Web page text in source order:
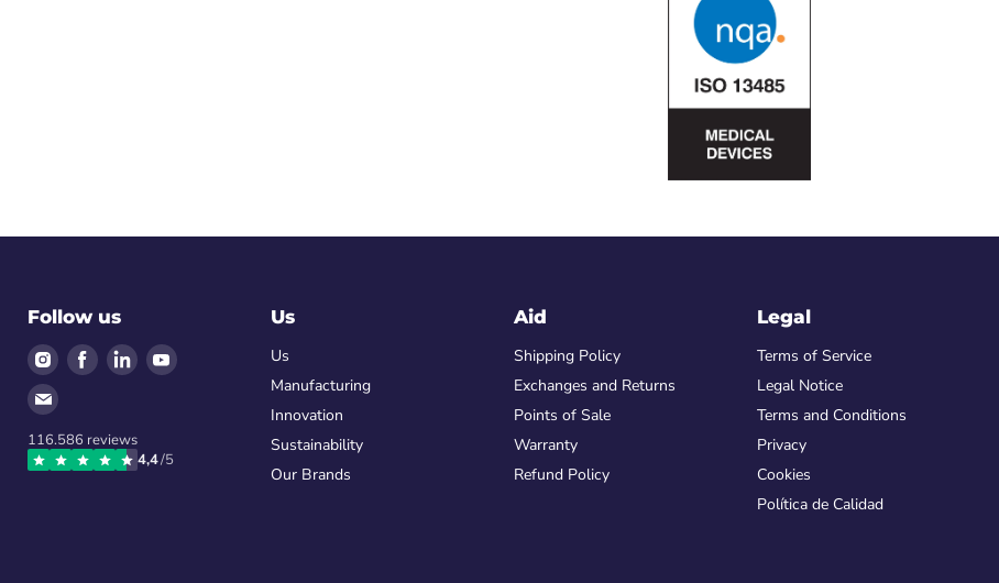
Follow us
Find
us
on
Find
us
Find
us
Find
Find
on
Email
116.586 reviews
4,4/5
Us
Us
Manufacturing
Innovation
Sustainability
Our Brands
Aid
Shipping Policy
Exchanges and Returns
Points of Sale
Warranty
Refund Policy
Legal
Terms of Service
Legal Notice
Terms and Conditions
Privacy
Cookies
Política de Calidad